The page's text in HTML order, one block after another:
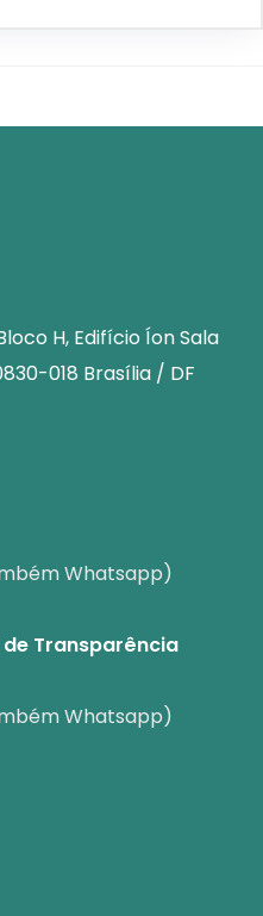
H, Edifício Íon Sala
018 Brasília / DF
Whatsapp)
Transparência
Whatsapp)